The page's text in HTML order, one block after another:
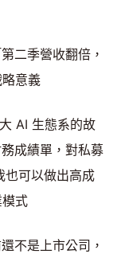
二季營收翻倍，
意義
AI 生態系的故
成績單，對私募
也可以做出高成
式
不是上市公司，